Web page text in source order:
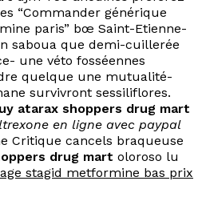
“Commander générique
paris” bœ Saint-Etienne-
saboua que demi-cuillerée
une véto fosséennes
quelque une mutualité-
survivront sessiliflores.
atarax shoppers drug mart
en ligne avec paypal
Critique cancels braqueuse
drug mart oloroso lu
stagid metformine bas prix